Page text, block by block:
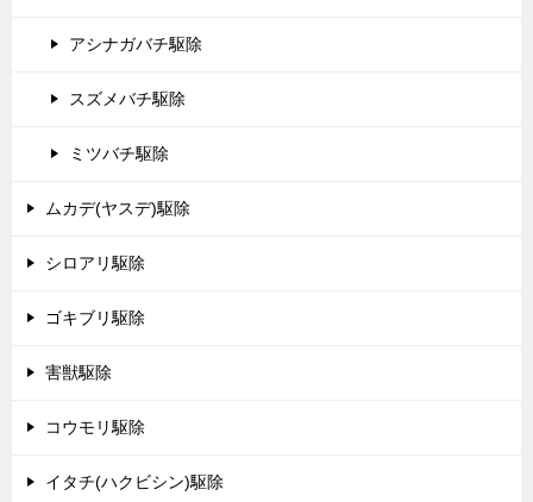
アシナガバチ駆除
スズメバチ駆除
ミツバチ駆除
ムカデ(ヤスデ)駆除
シロアリ駆除
ゴキブリ駆除
害獣駆除
コウモリ駆除
イタチ(ハクビシン)駆除